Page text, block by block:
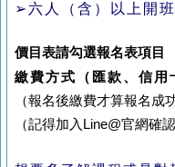
➢六人
（含）以上開
價目表請勾選報名表項目
繳費方式（匯款、信用
（報名後繳費才算報名成功
（記得加入Line@官網確